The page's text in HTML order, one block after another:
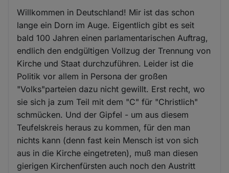
Willkommen in Deutschland! Mir ist das schon
lange ein Dorn im Auge. Eigentlich gibt es seit
bald 100 Jahren einen parlamentarischen Auftrag,
endlich den endgültigen Vollzug der Trennung von
Kirche und Staat durchzuführen. Leider ist die
Politik vor allem in Persona der großen
"Volks"parteien dazu nicht gewillt. Erst recht, wo
sie sich ja zum Teil mit dem "C" für "Christlich"
schmücken. Und der Gipfel - um aus diesem
Teufelskreis heraus zu kommen, für den man
nichts kann (denn fast kein Mensch ist von sich
aus in die Kirche eingetreten), muß man diesen
gierigen Kirchenfürsten auch noch den Austritt